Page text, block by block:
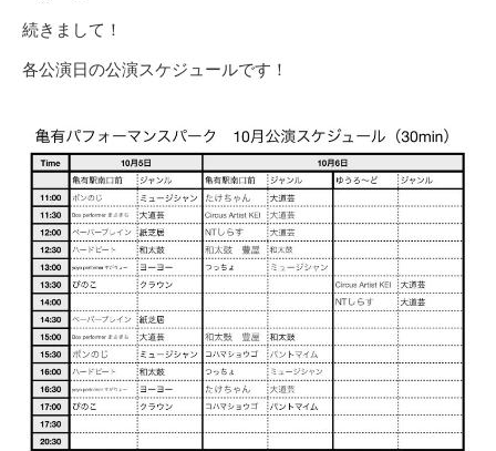
続きまして！
各公演日の公演スケジュールです！